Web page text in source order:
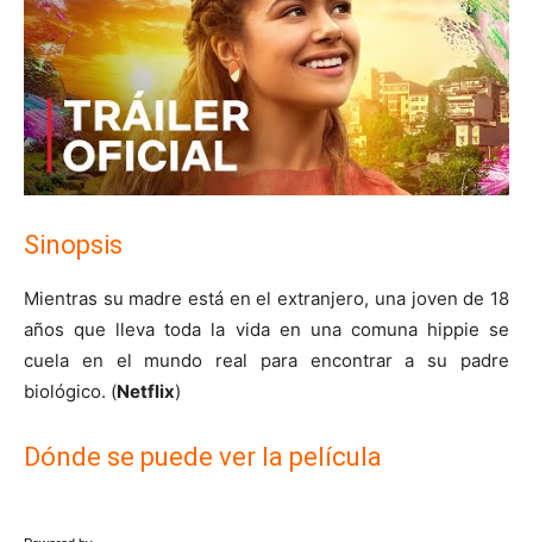
Sinopsis
Mientras su madre está en el extranjero, una joven de 18
años que lleva toda la vida en una comuna hippie se
cuela en el mundo real para encontrar a su padre
biológico. (Netflix)
Dónde se puede ver la película